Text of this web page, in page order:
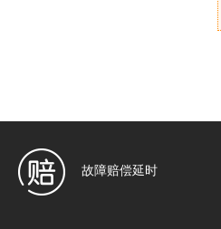
故障赔偿延时